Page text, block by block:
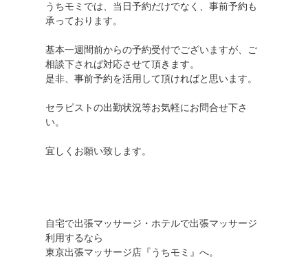
うちモミでは、当日予約だけでなく、事前予約も
承っております。
基本一週間前からの予約受付でございますが、ご
相談下されば対応させて頂きます。
是非、事前予約を活用して頂ければと思います。
セラピストの出勤状況等お気軽にお問合せ下さ
い。
宜しくお願い致します。
自宅で出張マッサージ・ホテルで出張マッサージ
利用するなら
東京出張マッサージ店『うちモミ』へ。